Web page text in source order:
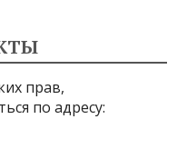
прав,
по адресу: